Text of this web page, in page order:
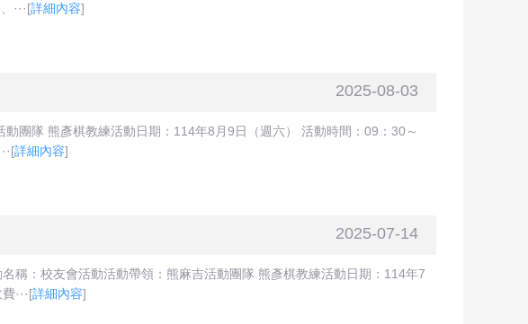
···[詳細內容]
2025-08-03
團隊 熊彥棋教練活動日期：114年8月9日（週六） 活動時間：09：30～
[詳細內容]
2025-07-14
稱：校友會活動活動帶領：熊麻吉活動團隊 熊彥棋教練活動日期：114年7
···[詳細內容]